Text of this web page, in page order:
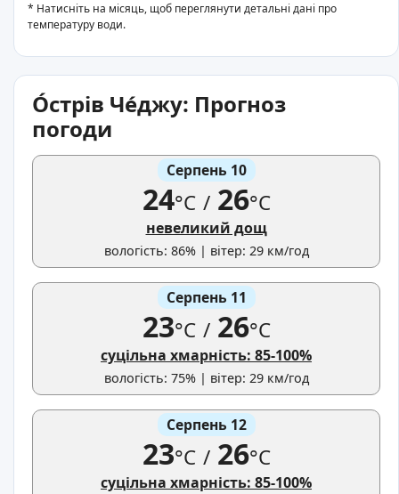
* Натисніть на місяць, щоб переглянути детальні дані про
температуру води.
О́стрів Че́джу: Прогноз
погоди
Серпень 10
24°C /26°C
невеликий дощ
вологість: 86% | вітер: 29 км/год
Серпень 11
23°C /26°C
суцільна хмарність: 85-100%
вологість: 75% | вітер: 29 км/год
Серпень 12
23°C /26°C
суцільна хмарність: 85-100%